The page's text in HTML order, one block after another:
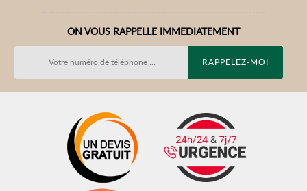
ON VOUS RAPPELLE IMMEDIATEMENT